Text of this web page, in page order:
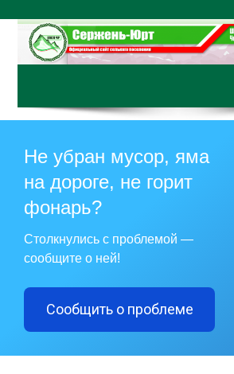
содержимому
Не убран мусор, яма
на дороге, не горит
фонарь?
Столкнулись с проблемой —
сообщите о ней!
Сообщить о проблеме